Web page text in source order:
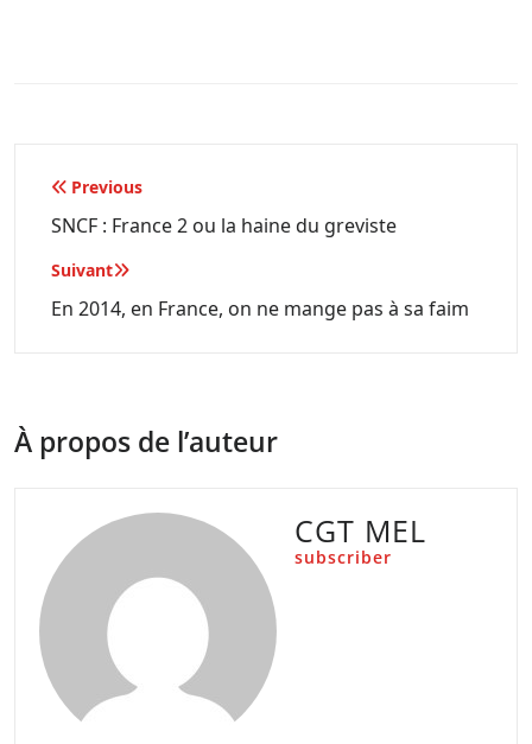
Navigation
de
l’article
Previous
SNCF : France 2 ou la haine du greviste
Suivant
En 2014, en France, on ne mange pas à sa faim
À propos de l’auteur
CGT MEL
subscriber